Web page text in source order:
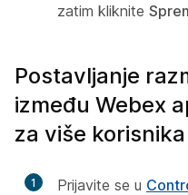
zatim kliknite
Postavljanje
između Webex
za više korisnika
1 Prijavite se u